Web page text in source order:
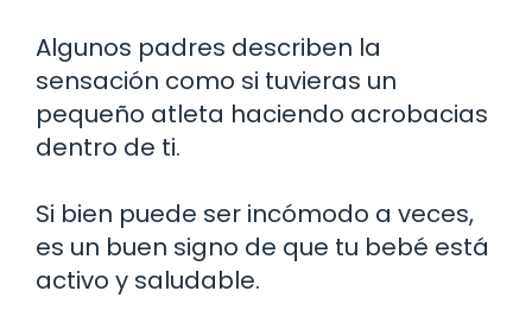
Algunos padres describen la
sensación como si tuvieras un
pequeño atleta haciendo acrobacias
dentro de ti.
Si bien puede ser incómodo a veces,
es un buen signo de que tu bebé está
activo y saludable.